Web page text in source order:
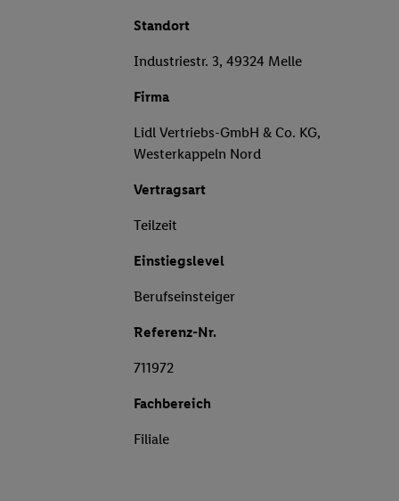
Standort
Industriestr. 3, 49324 Melle
Firma
Lidl Vertriebs-GmbH & Co. KG,
Westerkappeln Nord
Vertragsart
Teilzeit
Einstiegslevel
Berufseinsteiger
Referenz-Nr.
711972
Fachbereich
Filiale